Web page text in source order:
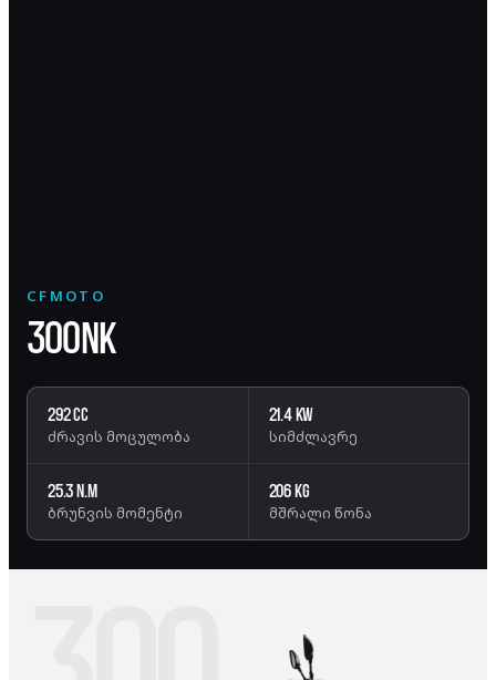
CFMOTO
300NK
292 cc
ძრავის მოცულობა
21.4 kW
სიმძლავრე
25.3 N.m
ბრუნვის მომენტი
206 kg
მშრალი წონა